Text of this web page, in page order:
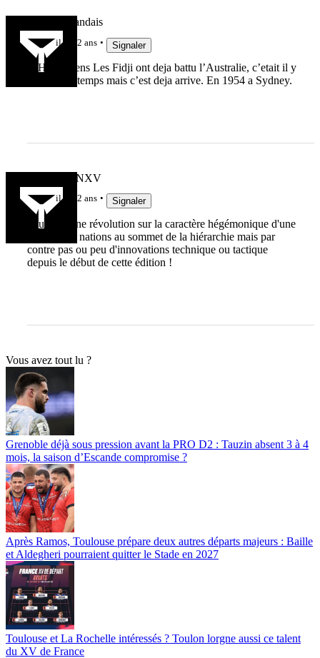
Le Haut Landais
il y a 2 ans Signaler
@Hugo Gens Les Fidji ont deja battu l’Australie, c’etait il y
a bien longtemps mais c’est deja arrive. En 1954 a Sydney.
MARCFANXV
il y a 2 ans Signaler
Peut-être une révolution sur la caractère hégémonique d'une
poignée de nations au sommet de la hiérarchie mais par
contre pas ou peu d'innovations technique ou tactique
depuis le début de cette édition !
Vous avez tout lu ?
Grenoble déjà sous pression avant la PRO D2 : Tauzin absent 3 à 4
mois, la saison d’Escande compromise ?
Après Ramos, Toulouse prépare deux autres départs majeurs : Baille
et Aldegheri pourraient quitter le Stade en 2027
Toulouse et La Rochelle intéressés ? Toulon lorgne aussi ce talent
du XV de France